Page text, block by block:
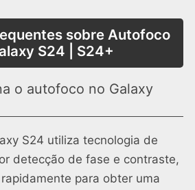
sobre Autofoco
S24 | S24+
o autofoco no Galaxy
S24 utiliza tecnologia de
detecção de fase e contraste,
para obter uma